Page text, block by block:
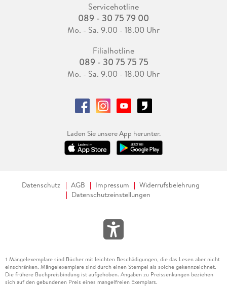
Servicehotline
089 - 30 75 79 00
Mo. - Sa. 9.00 - 18.00 Uhr
Filialhotline
089 - 30 75 75 75
Mo. - Sa. 9.00 - 18.00 Uhr
Laden Sie unsere App herunter.
Datenschutz AGB Impressum
Widerrufsbelehrung
Datenschutzeinstellungen
1 Mängelexemplare sind Bücher mit leichten Beschädigungen, die das Lesen aber nicht
einschränken. Mängelexemplare sind durch einen Stempel als solche gekennzeichnet.
Die frühere Buchpreisbindung ist aufgehoben. Angaben zu Preissenkungen beziehen
sich auf den gebundenen Preis eines mangelfreien Exemplars.